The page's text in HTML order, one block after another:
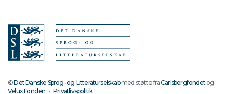
©Det Danske Sprog- og Litteraturselskabmed støtte fraCarlsbergfondetog
Velux Fonden • Privatlivspolitik